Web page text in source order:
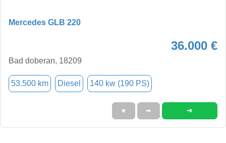
Mercedes GLB 220
36.000 €
Bad doberan, 18209
53.500 km Diesel 140 kw (190 PS)
★ ➦ ➜